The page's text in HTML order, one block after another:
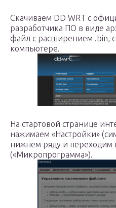
Скачиваем DD WRT с
разработчика ПО в виде
файл с расширением .bin,
компьютере.
На стартовой странице
нажимаем «Настройки»
нижнем ряду и переходим
(«Микропрограмма»).